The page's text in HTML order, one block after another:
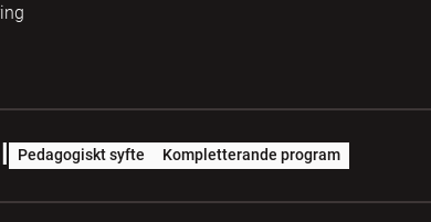
Pedagogiskt syfte Kompletterande program